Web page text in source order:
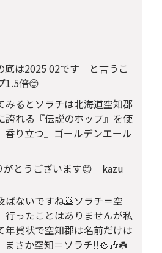
底は2025 02です と言うこ
1.5倍😊
みるとソラチは北海道空知郡
誇れる『伝説のホップ』を使
香り立つ』ゴールデンエール
がとうございます😊 kazu
ばないですね🙇ソラチ＝空
ったことはありませんが私
年賀状で空知郡は名前だけは
さか空知＝ソラチ‼️🍻🎶☘️